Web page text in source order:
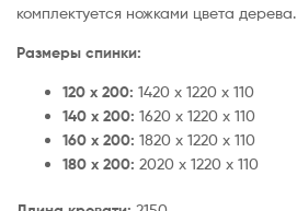
комплектуется ножками цвета дерева.
Размеры спинки:
120 х 200: 1420 х 1220 х 110
140 х 200: 1620 х 1220 х 110
160 x 200: 1820 х 1220 х 110
180 x 200: 2020 х 1220 х 110